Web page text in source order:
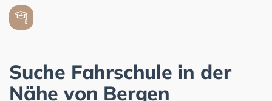
Suche Fahrschule in der
Nähe von Bergen